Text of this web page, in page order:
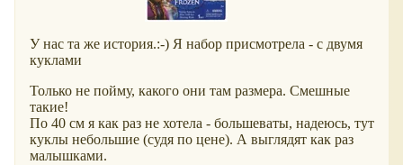
У нас та же история.:-) Я набор присмотрела - с двумя
куклами
Только не пойму, какого они там размера. Смешные
такие!
По 40 см я как раз не хотела - большеваты, надеюсь, тут
куклы небольшие (судя по цене). А выглядят как раз
малышками.